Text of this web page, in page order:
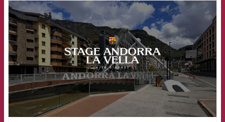
FCB Barcelona badge